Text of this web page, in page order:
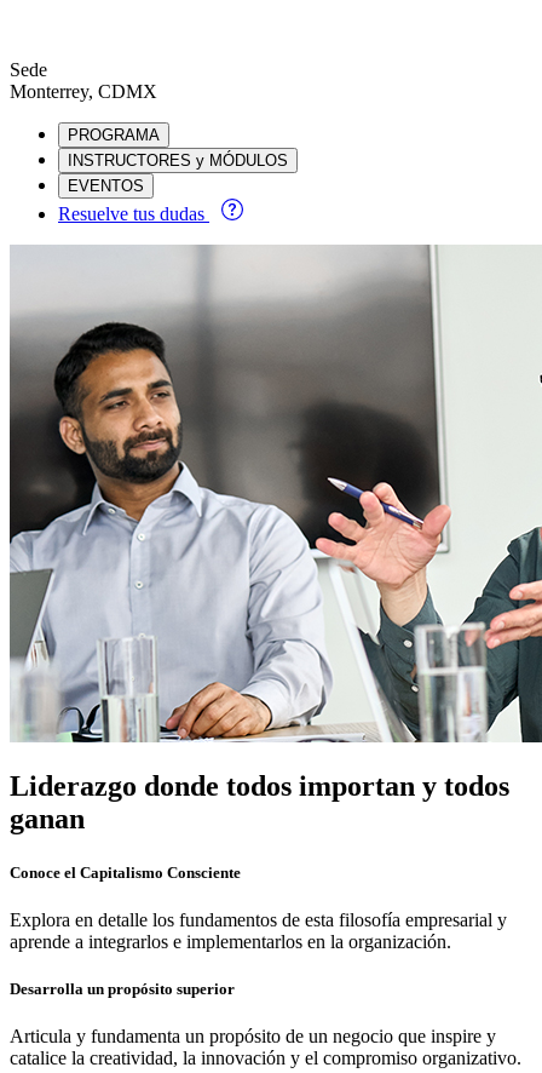
Sede
Monterrey, CDMX
PROGRAMA
INSTRUCTORES y MÓDULOS
EVENTOS
Resuelve tus dudas
Liderazgo donde todos importan y todos
ganan
Conoce el Capitalismo Consciente
Explora en detalle los fundamentos de esta filosofía empresarial y
aprende a integrarlos e implementarlos en la organización.
Desarrolla un propósito superior
Articula y fundamenta un propósito de un negocio que inspire y
catalice la creatividad, la innovación y el compromiso organizativo.